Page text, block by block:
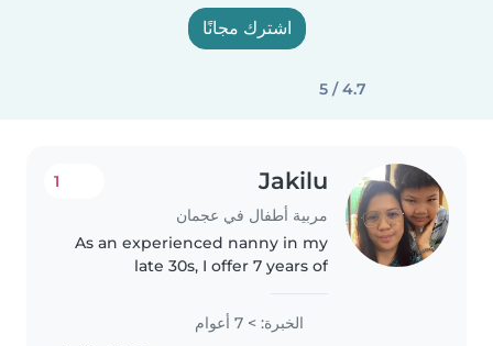
اشترك مجانًا
4.7 / 5
Jakilu
مربية أطفال في عجمان
1
As an experienced nanny in my
late 30s, I offer 7 years of
beeing a mom not by study in
the university . I'm skilled in
الخبرة: > 7 أعوام